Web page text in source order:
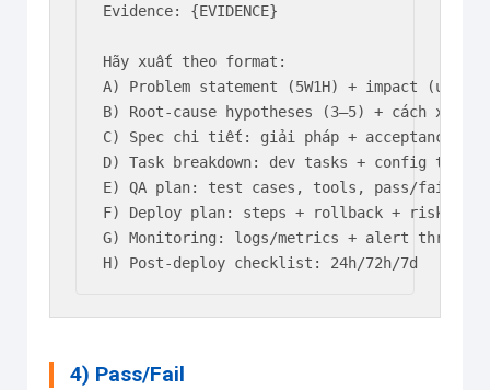
Evidence: {EVIDENCE}
Hãy xuất theo format:
A) Problem statement (5W1H) + impact (user/
B) Root-cause hypotheses (3–5) + cách xác
C) Spec chi tiết: giải pháp + acceptance
D) Task breakdown: dev tasks + config
E) QA plan: test cases, tools, pass/fail
F) Deploy plan: steps + rollback + risk
G) Monitoring: logs/metrics + alert
H) Post-deploy checklist: 24h/72h/7d
4) Pass/Fail